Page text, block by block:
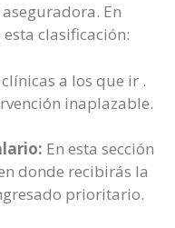
En
clasificación:
clínicas a los que ir .
inaplazable.
En esta sección
donde recibirás la
prioritario.